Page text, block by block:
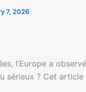
7, 2026
l’Europe a
sérieux ? Cet